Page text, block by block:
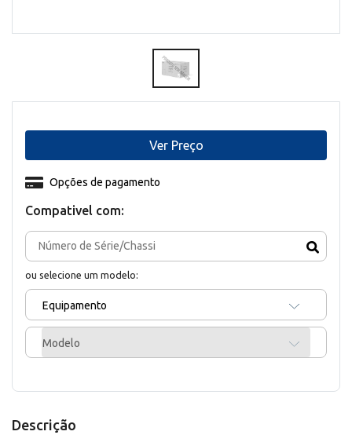
Compativel com:
ou selecione um modelo:
Equipamento
Modelo
Opções de pagamento
Ver Preço
Descrição